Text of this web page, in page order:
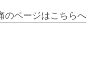
のページはこちらへ